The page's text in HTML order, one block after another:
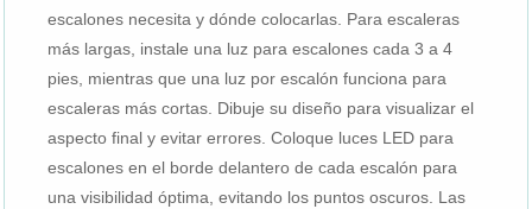
escalones necesita y dónde colocarlas. Para escaleras
más largas, instale una luz para escalones cada 3 a 4
pies, mientras que una luz por escalón funciona para
escaleras más cortas. Dibuje su diseño para visualizar el
aspecto final y evitar errores. Coloque luces LED para
escalones en el borde delantero de cada escalón para
una visibilidad óptima, evitando los puntos oscuros. Las